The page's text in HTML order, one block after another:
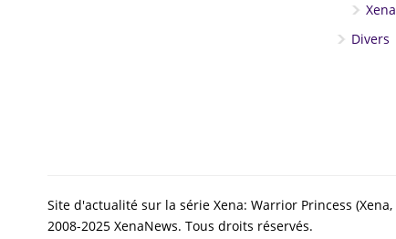
Divers
Site d'actualité sur la série Xena: Warrior Princess
2008-2025 XenaNews. Tous droits réservés.